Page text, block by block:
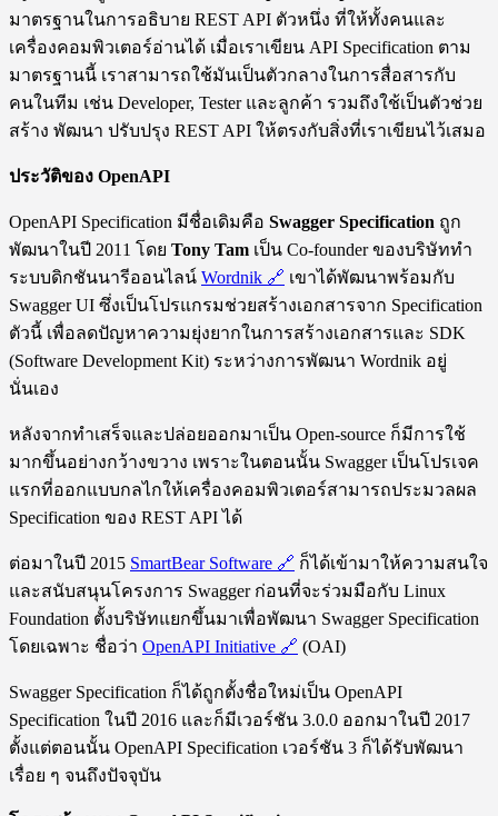
มาตรฐานในการอธิบาย REST API ตัวหนึ่ง ที่ให้ทั้งคนและ
เครื่องคอมพิวเตอร์อ่านได้ เมื่อเราเขียน API Specification ตาม
มาตรฐานนี้ เราสามารถใช้มันเป็นตัวกลางในการสื่อสารกับ
คนในทีม เช่น Developer, Tester และลูกค้า รวมถึงใช้เป็นตัวช่วย
สร้าง พัฒนา ปรับปรุง REST API ให้ตรงกับสิ่งที่เราเขียนไว้เสมอ
ประวัติของ OpenAPI
OpenAPI Specification มีชื่อเดิมคือ Swagger Specification ถูก
พัฒนาในปี 2011 โดย Tony Tam เป็น Co-founder ของบริษัททำ
ระบบดิกชันนารีออนไลน์ Wordnik 🔗 เขาได้พัฒนาพร้อมกับ
Swagger UI ซึ่งเป็นโปรแกรมช่วยสร้างเอกสารจาก Specification
ตัวนี้ เพื่อลดปัญหาความยุ่งยากในการสร้างเอกสารและ SDK
(Software Development Kit) ระหว่างการพัฒนา Wordnik อยู่
นั่นเอง
หลังจากทำเสร็จและปล่อยออกมาเป็น Open-source ก็มีการใช้
มากขึ้นอย่างกว้างขวาง เพราะในตอนนั้น Swagger เป็นโปรเจค
แรกที่ออกแบบกลไกให้เครื่องคอมพิวเตอร์สามารถประมวลผล
Specification ของ REST API ได้
ต่อมาในปี 2015 SmartBear Software 🔗 ก็ได้เข้ามาให้ความสนใจ
และสนับสนุนโครงการ Swagger ก่อนที่จะร่วมมือกับ Linux
Foundation ตั้งบริษัทแยกขึ้นมาเพื่อพัฒนา Swagger Specification
โดยเฉพาะ ชื่อว่า OpenAPI Initiative 🔗 (OAI)
Swagger Specification ก็ได้ถูกตั้งชื่อใหม่เป็น OpenAPI
Specification ในปี 2016 และก็มีเวอร์ชัน 3.0.0 ออกมาในปี 2017
ตั้งแต่ตอนนั้น OpenAPI Specification เวอร์ชัน 3 ก็ได้รับพัฒนา
เรื่อย ๆ จนถึงปัจจุบัน